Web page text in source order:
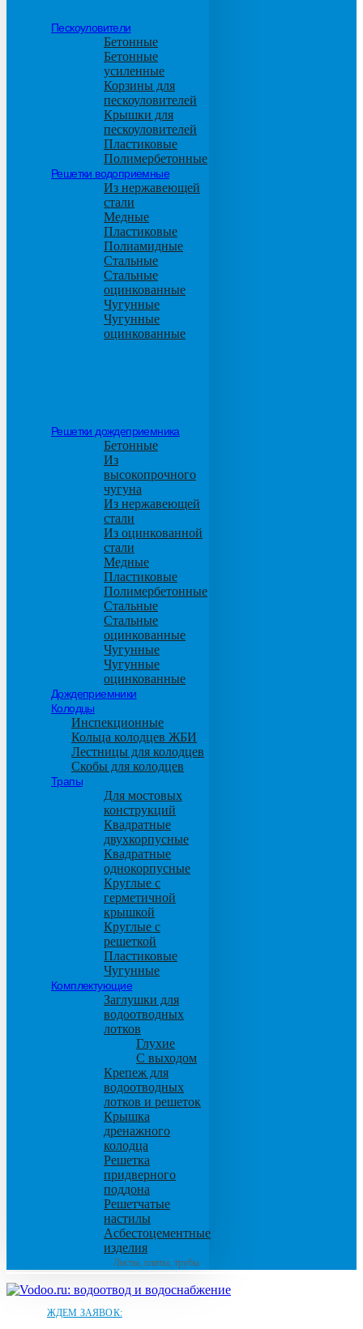
Пескоуловители
Бетонные
Бетонные
усиленные
Корзины для
пескоуловителей
Крышки для
пескоуловителей
Пластиковые
Полимербетонные
Решетки водоприемные
Из нержавеющей
стали
Медные
Пластиковые
Полиамидные
Стальные
Стальные
оцинкованные
Чугунные
Чугунные
оцинкованные
Решетки дождеприемника
Бетонные
Из
высокопрочного
чугуна
Из нержавеющей
стали
Из оцинкованной
стали
Медные
Пластиковые
Полимербетонные
Стальные
Стальные
оцинкованные
Чугунные
Чугунные
оцинкованные
Дождеприемники
Колодцы
Инспекционные
Кольца колодцев ЖБИ
Лестницы для колодцев
Скобы для колодцев
Трапы
Для мостовых
конструкций
Квадратные
двухкорпусные
Квадратные
однокорпусные
Круглые с
герметичной
крышкой
Круглые с
решеткой
Пластиковые
Чугунные
Комплектующие
Заглушки для
водоотводных
лотков
Глухие
С выходом
Крепеж для
водоотводных
лотков и решеток
Крышка
дренажного
колодца
Решетка
придверного
поддона
Решетчатые
настилы
Асбестоцементные
изделия
Листы, плиты, трубы
ЖДЕМ ЗАЯВОК: